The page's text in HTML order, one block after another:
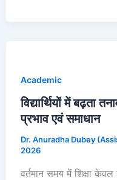
Academic
विद्यार्थियों में बढ़ता
प्रभाव एवं समाधान
Dr. Anuradha Dubey
2026
वर्तमान समय में शिक्षा केवल